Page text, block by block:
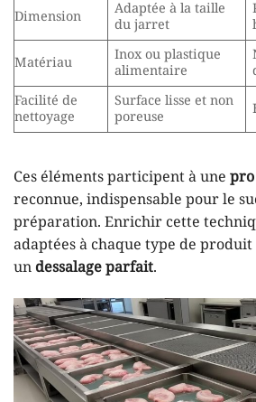
Dimension
Adaptée à la taille
du jarret
Matériau
Inox ou plastique
alimentaire
Facilité de
nettoyage
Surface lisse et non
poreuse
Ces éléments participent à une pro
reconnue, indispensable pour le
préparation. Enrichir cette
adaptées à chaque type de
undessalage parfait.